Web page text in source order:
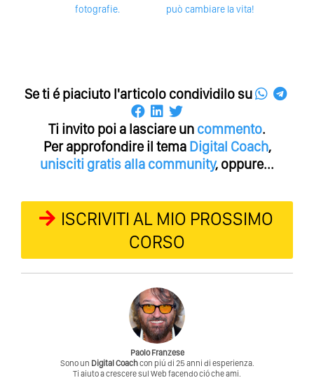
fotografie.
può cambiare la vita!
Se ti é piaciuto l'articolo condividilo su
Ti invito poi a lasciare un commento.
Per approfondire il tema Digital Coach,
unisciti gratis alla community, oppure...
ISCRIVITI AL MIO PROSSIMO
CORSO
Paolo Franzese
Sono un Digital Coachcon piú di 25 anni di esperienza.
Ti aiuto a crescere sul Web facendo ció che ami.